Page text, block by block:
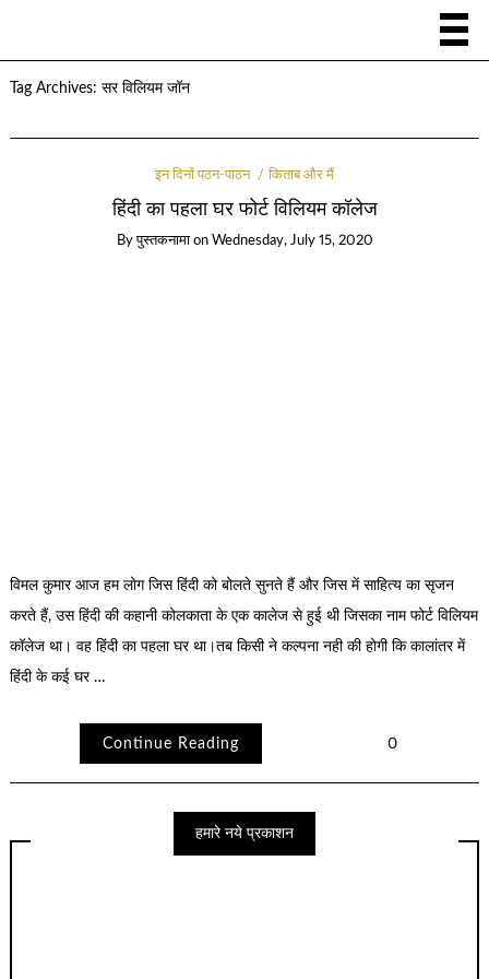
Tag Archives: सर विलियम जॉन
इन दिनों पठन-पाठन किताब और मैं
हिंदी का पहला घर फोर्ट विलियम कॉलेज
Byपुस्तकनामा on Wednesday, July 15, 2020
विमल कुमार आज हम लोग जिस हिंदी को बोलते सुनते हैं और जिस में साहित्य का सृजन
करते हैं, उस हिंदी की कहानी कोलकाता के एक कालेज से हुई थी जिसका नाम फोर्ट विलियम
कॉलेज था। वह हिंदी का पहला घर था।तब किसी ने कल्पना नही की होगी कि कालांतर में
हिंदी के कई घर …
Continue Reading 0
हमारे नये प्रकाशन